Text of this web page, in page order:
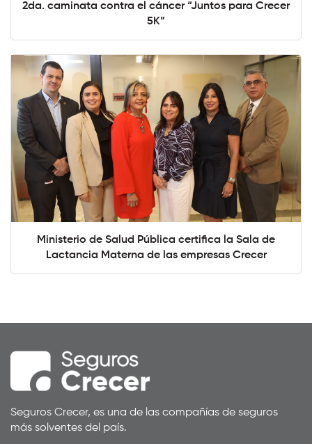
2da. caminata contra el cáncer “Juntos para Crecer
5K”
Ministerio de Salud Pública certifica la Sala de
Lactancia Materna de las empresas Crecer
Seguros Crecer, es una de las compañías de seguros
más solventes del país.